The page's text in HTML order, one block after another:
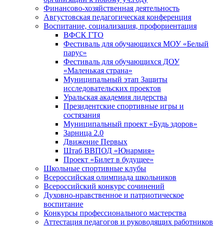
Финансово-хозяйственная деятельность
Августовская педагогическая конференция
Воспитание, социализация, профориентация
ВФСК ГТО
Фестиваль для обучающихся МОУ «Белый
парус»
Фестиваль для обучающихся ДОУ
«Маленькая страна»
Муниципальный этап Защиты
исследовательских проектов
Уральская академия лидерства
Президентские спортивные игры и
состязания
Муниципальный проект «Будь здоров»
Зарница 2.0
Движение Первых
Штаб ВВПОД «Юнармия»
Проект «Билет в будущее»
Школьные спортивные клубы
Всероссийская олимпиада школьников
Всероссийский конкурс сочинений
Духовно-нравственное и патриотическое
воспитание
Конкурсы профессионального мастерства
Аттестация педагогов и руководящих работников